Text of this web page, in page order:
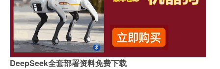
DeepSeek全套部署资料免费下载